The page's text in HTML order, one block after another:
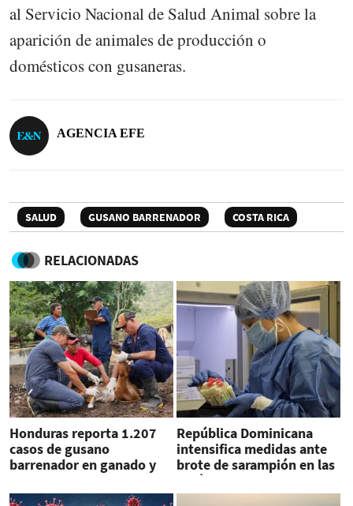
al Servicio Nacional de Salud Animal sobre la
aparición de animales de producción o
domésticos con gusaneras.
AGENCIA EFE
SALUD GUSANO BARRENADOR COSTA RICA
RELACIONADAS
Honduras reporta 1.207
casos de gusano
barrenador en ganado y
República Dominicana
intensifica medidas ante
brote de sarampión en las
Américas